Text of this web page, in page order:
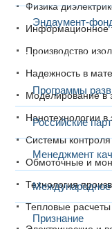
Эндаумент-
Развитие и
Программы
Российские
Менеджмент
Международное
Признание
Физика
Информационное
Производство
Надежность в
Моделирование в
Нанотехнологии в
Системы
Обмоточные и
Технология
Тепловые расчеты